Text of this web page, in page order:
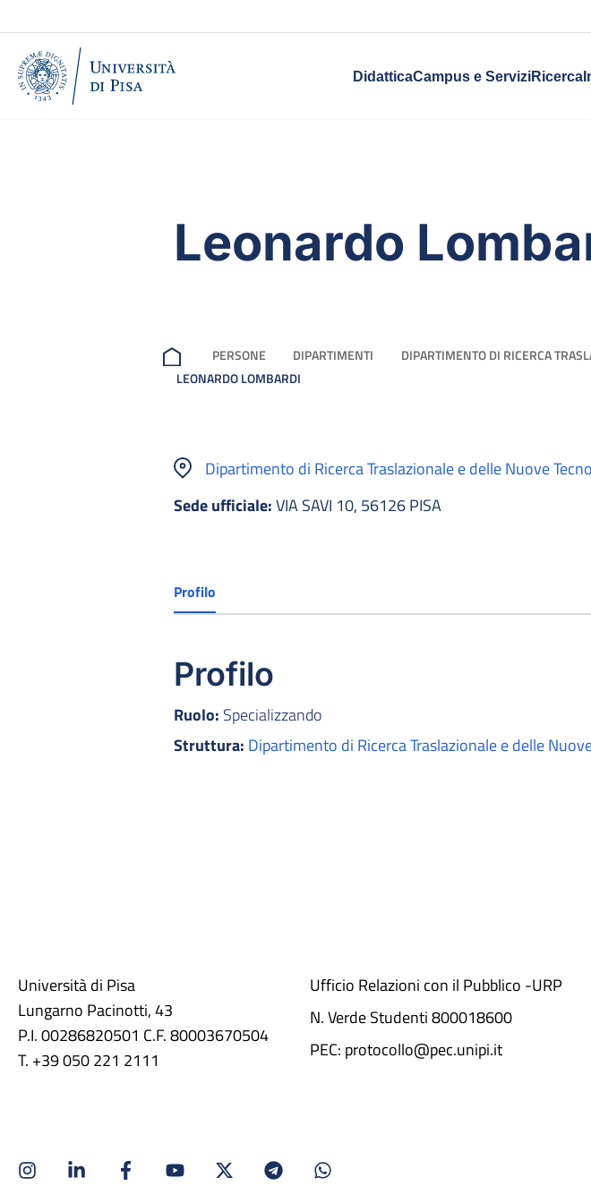
DidatticaCampus e ServiziRicerca
Leonardo
PERSONE DIPARTIMENTI
DIPARTIMENTO DI RICERCA
LEONARDO LOMBARDI
Dipartimento di Ricerca Traslazionale e delle Nuove
Sede ufficiale:VIA SAVI 10, 56126 PISA
Profilo
Profilo
Ruolo: Specializzando
Struttura: Dipartimento di Ricerca Traslazionale e delle
Università di Pisa
Lungarno Pacinotti, 43
P.I. 00286820501 C.F. 80003670504
T. +39 050 221 2111
Ufficio Relazioni con il Pubblico -URP
N. Verde Studenti 800018600​
PEC: protocollo@pec.unipi.it